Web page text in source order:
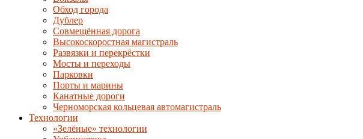
Обход города
Дублер
Совмещённая дорога
Высокоскоростная магистраль
Развязки и перекрёстки
Мосты и переходы
Парковки
Порты и марины
Канатные дороги
Черноморская кольцевая автомагистраль
Технологии
«Зелёные» технологии